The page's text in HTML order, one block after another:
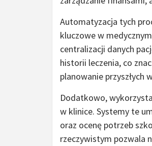
Automatyzacja tych
kluczowe w
centralizacji danych
historii leczenia, co
planowanie przyszłych
Dodatkowo,
w klinice. Systemy te
oraz ocenę potrzeb
rzeczywistym pozwala